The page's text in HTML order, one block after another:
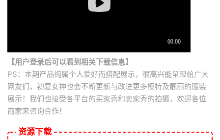
【用户登录后可以看到相关下载信息】
PS：本期产品纯属个人爱好而搭配展示，很高兴能呈现给广大
网友们，初夏女神也会不断更新与改进更多模特及靓丽的服装
展示！我们也接受各平台的买家秀和卖家秀的拍摄，欢迎各位
商家来咨询合作！
资源下载